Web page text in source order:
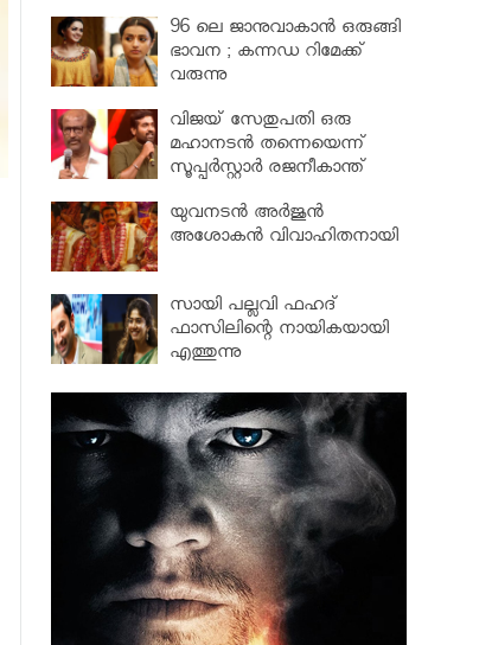
96 ലെ ജാനുവാകാന്‍ ഒരുങ്ങി
ഭാവന ; കന്നഡ റിമേക്ക്
വരുന്നു
വിജയ് സേതുപതി ഒരു
മഹാനടന്‍ തന്നെയെന്ന്
സൂപ്പര്‍സ്റ്റാര്‍ രജനീകാന്ത്
യുവനടന്‍ അര്‍ജുന്‍
അശോകന്‍ വിവാഹിതനായി
സായി പല്ലവി ഫഹദ്
ഫാസിലിന്റെ നായികയായി
എത്തുന്നു